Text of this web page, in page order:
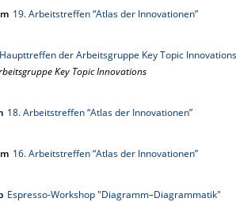
19. Arbeitstreffen “Atlas der Innovationen”
Haupttreffen der Arbeitsgruppe Key Topic Innovations
Key Topic Innovations
18. Arbeitstreffen “Atlas der Innovationen”
16. Arbeitstreffen “Atlas der Innovationen”
Espresso-Workshop "Diagramm–Diagrammatik"